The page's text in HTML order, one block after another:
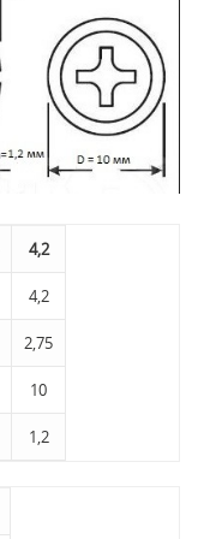
4,2
4,2
2,75
10
1,2